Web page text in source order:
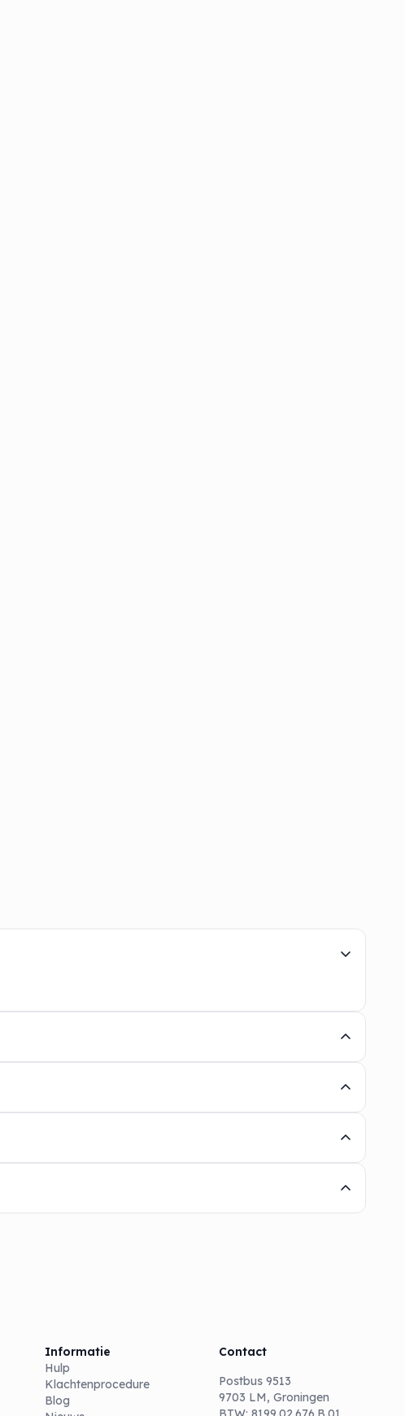
Informatie
Hulp
Klachtenprocedure
Blog
Contact
Postbus 9513
9703 LM, Groningen